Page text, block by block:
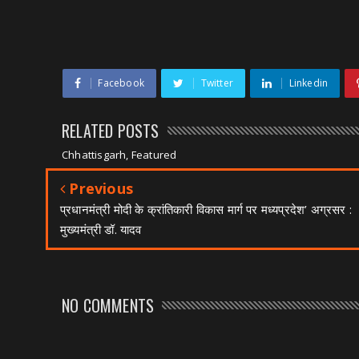
Facebook Twitter Linkedin
RELATED POSTS
Chhattisgarh, Featured
Previous
प्रधानमंत्री मोदी के क्रांतिकारी विकास मार्ग पर मध्यप्रदेश’ अग्रसर :
मुख्यमंत्री डॉ. यादव
NO COMMENTS